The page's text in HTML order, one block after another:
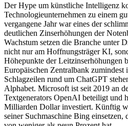
Der Hype um künstliche Intelligenz
Technologieunternehmen zu einem
vergangene Jahr war eines der
deutlichen Zinserhöhungen der
Wachstum setzen die Branche unter
nicht nur am Hoffnungsträger KI,
Höhepunkte der Leitzinserhöhungen
Europäischen Zentralbank zumindest
Schlagzeilen rund um ChatGPT
Alphabet. Microsoft ist seit 2019 an
Textgenerators OpenAI beteiligt und
Milliarden Dollar investiert. Künftig
seiner Suchmaschine Bing einsetzen,